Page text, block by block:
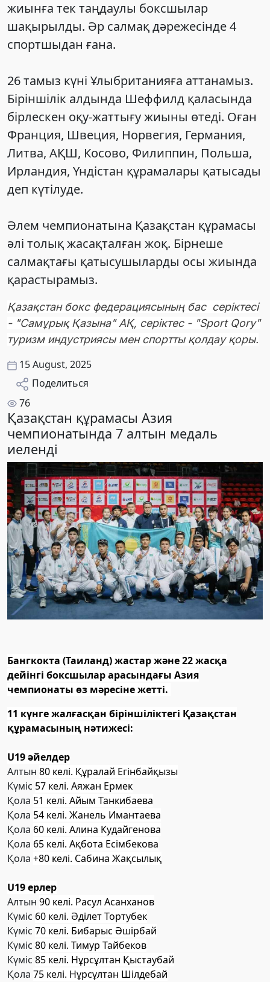
жиынға тек таңдаулы боксшылар
шақырылды. Әр салмақ дәрежесінде 4
спортшыдан ғана.
26 тамыз күні Ұлыбританияға аттанамыз.
Біріншілік алдында Шеффилд қаласында
бірлескен оқу-жаттығу жиыны өтеді. Оған
Франция, Швеция, Норвегия, Германия,
Литва, АҚШ, Косово, Филиппин, Польша,
Ирландия, Үндістан құрамалары қатысады
деп күтілуде.
Әлем чемпионатына Қазақстан құрамасы
әлі толық жасақталған жоқ. Бірнеше
салмақтағы қатысушыларды осы жиында
қарастырамыз.
Қазақстан бокс федерациясының бас серіктесі
- "Самұрық Қазына" АҚ, серіктес - "Sport Qory"
туризм индустриясы мен спортты қолдау қоры.
15 August, 2025
Поделиться
76
Қазақстан құрамасы Азия
чемпионатында 7 алтын медаль
иеленді
Бангкокта (Таиланд) жастар және 22 жасқа
дейінгі боксшылар арасындағы Азия
чемпионаты өз мәресіне жетті.
11 күнге жалғасқан біріншіліктегі Қазақстан
құрамасының нәтижесі:
U19 әйелдер
Алтын 80 келі. Құралай Егінбайқызы
Күміс 57 келі. Аяжан Ермек
Қола 51 келі. Айым Танкибаева
Қола 54 келі. Жанель Имантаева
Қола 60 келі. Алина Кудайгенова
Қола 65 келі. Ақбота Есімбекова
Қола +80 келі. Сабина Жақсылық
U19 ерлер
Алтын 90 келі. Расул Асанханов
Күміс 60 келі. Әділет Тортубек
Күміс 70 келі. Бибарыс Әшірбай
Күміс 80 келі. Тимур Тайбеков
Күміс 85 келі. Нұрсұлтан Қыстаубай
Қола 75 келі. Нұрсұлтан Шілдебай